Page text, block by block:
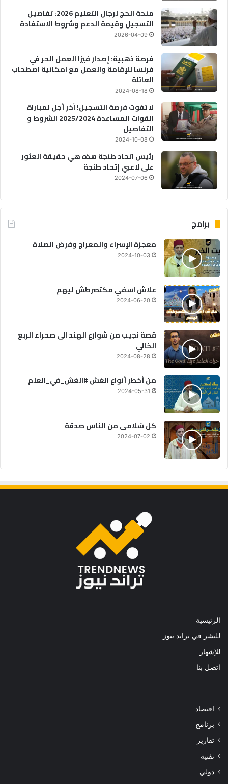
منحة الحج لرجال التعليم 2026: تفاصيل
التسجيل وقيمة الدعم وشروط الاستفادة
2026-04-09
فرصة ذهبية: إصدار فيزا العمل الحر في
فرنسا للإقامة والعمل مع امكانية اصطحاب
العائلة
2024-08-18
لا تفوت فرصة التسجيل! آخر أجل لمباراة
القوات المساعدة 2025/2024 الشروط و
التفاصيل
2024-10-08
رئيس اتحاد طنجة هذه هي حقيقة العثور
على لاعبي إتحاد طنجة
2024-07-06
برامج
معجزة الإسراء والمعراج وفرض الصلاة
2024-10-03
علاش اسفي مكتصرطش ليهم
2024-06-20
قصة نجيب من شوارع الهند الى صحراء الربع
الخالي
2024-08-28
من أخطر أنواع الغش #الغش_في_العلم
2024-05-31
كل سُلامى من الناس صدقة
2024-07-02
الرئيسية
للنشر في تراند نيوز
للإشهار
اتصل بنا
اقتصاد
برنامج
تقارير
تقنية
دولي